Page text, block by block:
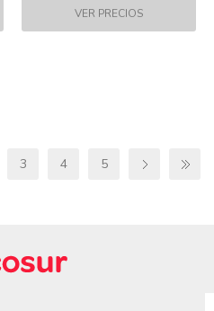
3 4 5